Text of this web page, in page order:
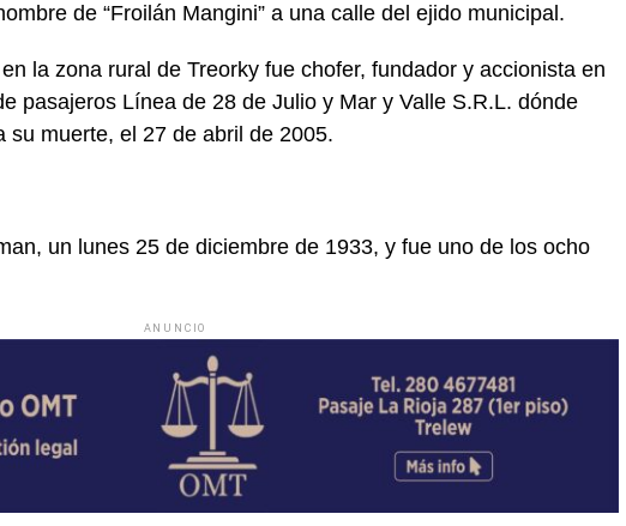
de “Froilán Mangini” a una calle del ejido municipal.
la zona rural de Treorky fue chofer, fundador y accionista en
pasajeros Línea de 28 de Julio y Mar y Valle S.R.L. dónde
su muerte, el 27 de abril de 2005.
un lunes 25 de diciembre de 1933, y fue uno de los ocho
ANUNCIO